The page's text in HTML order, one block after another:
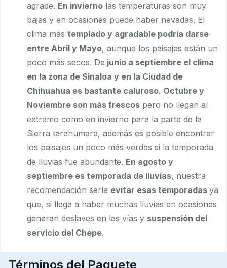
agrade. En invierno las temperaturas son muy
bajas y en ocasiones puede haber nevadas. El
clima más templado y agradable podría darse
entre Abril y Mayo, aunque los paisajes están un
poco más secos. De junio a septiembre el clima
en la zona de Sinaloa y en la Ciudad de
Chihuahua es bastante caluroso. Octubre y
Noviembre son más frescos pero no llegan al
extremo como en invierno para la parte de la
Sierra tarahumara, además es posible encontrar
los paisajes un poco más verdes si la temporada
de lluvias fue abundante. En agosto y
septiembre es temporada de lluvias, nuestra
recomendación sería evitar esas temporadas ya
que, si llega a haber muchas lluvias en ocasiones
generan deslaves en las vías y suspensión del
servicio del Chepe.
Términos del Paquete